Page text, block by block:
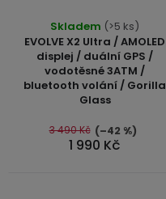
EVOLVE X2 Ultra / AMOLED
displej / duální GPS /
vodotěsné 3ATM /
bluetooth volání / Gorilla
Glass
hodnocení
produktu
je
5,0
5
hvězdiček.
Skladem (>5 ks)
1 990 Kč
3 490 Kč (–42 %)